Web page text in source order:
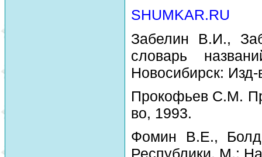
SHUMKAR.RU
Забелин В.И.,
словарь
Новосибирск:
Прокофьев С.М.
во, 1993.
Фомин В.Е., Болд
Республики. М.: